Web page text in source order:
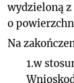
wydzieloną z
o
Na
1.w